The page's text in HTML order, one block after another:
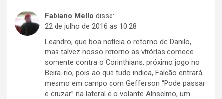
Fabiano Mello disse:
22 de julho de 2016 às 10:28
Leandro, que boa notícia o retorno do Danilo,
mas talvez nosso retorno as vitórias comece
somente contra o Corinthians, próximo jogo no
Beira-rio, pois ao que tudo indica, Falcão entrará
mesmo em campo com Gefferson “Pode passar
e cruzar” na lateral e o volante Alnselmo, um